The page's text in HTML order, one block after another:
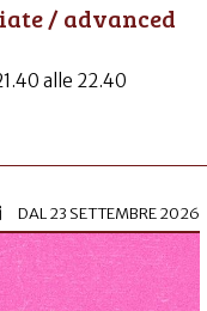
/ advanced
alle 22.40
DAL23 SETTEMBRE 2026